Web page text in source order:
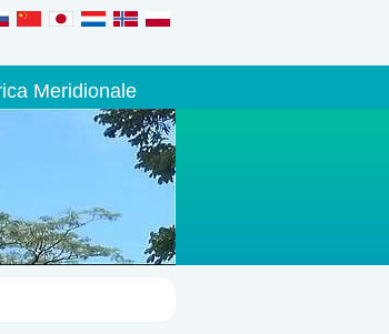
Meridionale